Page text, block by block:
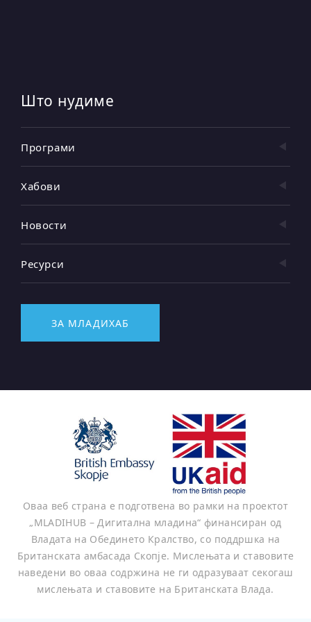
Што нудиме
Програми
Хабови
Новости
Ресурси
ЗА МЛАДИХАБ
Оваа веб страна е подготвена во рамки на проектот
„MLADIHUB – Дигитална младина“ финансиран од
Владата на Обединето Кралство, со поддршка на
Британската амбасада Скопје. Мислењата и ставовите
наведени во оваа содржина не ги одразуваат секогаш
мислењата и ставовите на Британската Влада.